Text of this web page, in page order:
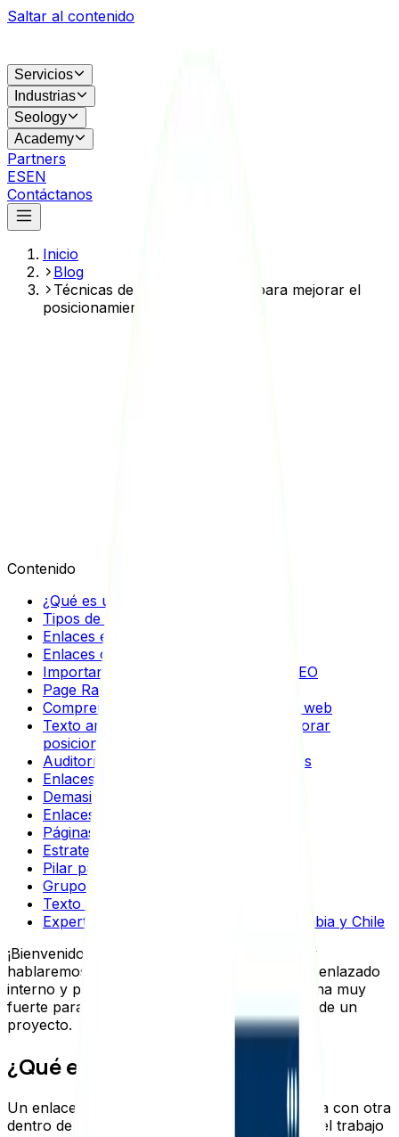
Saltar al contenido
Servicios
Industrias
Seology
Academy
Partners
ESEN
Contáctanos
Inicio
Blog
Técnicas de enlazado interno para mejorar el
posicionamiento de un sitio web
Contenido
¿Qué es un enlace interno?
Tipos de enlaces internos
Enlaces estructurales
Enlaces contextuales
Importancia de los enlaces internos SEO
Page Rank: autoridad de un sitio web
Comprensión de la estructura del sitio web
Texto ancla y palabras clave para mejorar
posicionamiento
Auditoría de enlaces internos existentes
Enlaces internos rotos
Demasiados enlaces internos
Enlaces nofollow
Páginas huerfanas
Estrategia de enlazado interno
Pilar page
Grupos de temas con enlazado interno
Texto ancla correcto
Expertos SEO a tu disposición en Colombia y Chile
¡Bienvenido de vuelta al blog de Seology! Hoy
hablaremos de cómo hacer una estrategia de enlazado
interno y por qué es importante contar con una muy
fuerte para responder a las necesidades SEO de un
proyecto.
¿Qué es un enlace interno?
Un enlace interno es aquel que une una página con otra
dentro de la misma web, con lo que se facilita el trabajo